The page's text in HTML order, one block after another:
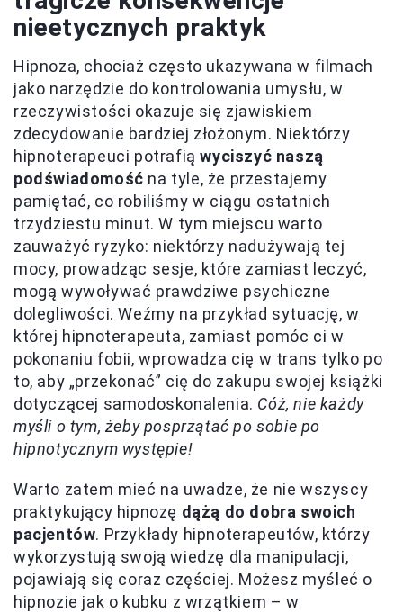
nieetycznych praktyk
Hipnoza, chociaż często ukazywana w filmach
jako narzędzie do kontrolowania umysłu, w
rzeczywistości okazuje się zjawiskiem
zdecydowanie bardziej złożonym. Niektórzy
hipnoterapeuci potrafiąwyciszyć naszą
podświadomość na tyle, że przestajemy
pamiętać, co robiliśmy w ciągu ostatnich
trzydziestu minut. W tym miejscu warto
zauważyć ryzyko: niektórzy nadużywają tej
mocy, prowadząc sesje, które zamiast leczyć,
mogą wywoływać prawdziwe psychiczne
dolegliwości. Weźmy na przykład sytuację, w
której hipnoterapeuta, zamiast pomóc ci w
pokonaniu fobii, wprowadza cię w trans tylko po
to, aby „przekonać” cię do zakupu swojej książki
dotyczącej samodoskonalenia. Cóż, nie każdy
myśli o tym, żeby posprzątać po sobie po
hipnotycznym występie!
Warto zatem mieć na uwadze, że nie wszyscy
praktykujący hipnozę dążą do dobra swoich
pacjentów. Przykłady hipnoterapeutów, którzy
wykorzystują swoją wiedzę dla manipulacji,
pojawiają się coraz częściej. Możesz myśleć o
hipnozie jak o kubku z wrzątkiem – w